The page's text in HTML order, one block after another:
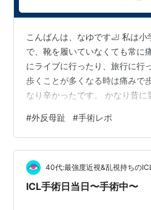
こんばんは、なゆです🦶 私は
で、靴を履いていなくても常に
にライブに行ったり、旅行に行
歩くことが多くなる時は痛みで
なり辛かったです。 かなり昔に
や、頑張ったにも関わらず効果
ました。 そんな中、まとまっ
を逃したら次はいつオペできる
切ってオペすることを決意しま
反母趾の手術レポは3回に分け
#外反母趾 #手術レポ
40代:最強度近視&乱視持ちの
ICL手術日当日〜手術中〜